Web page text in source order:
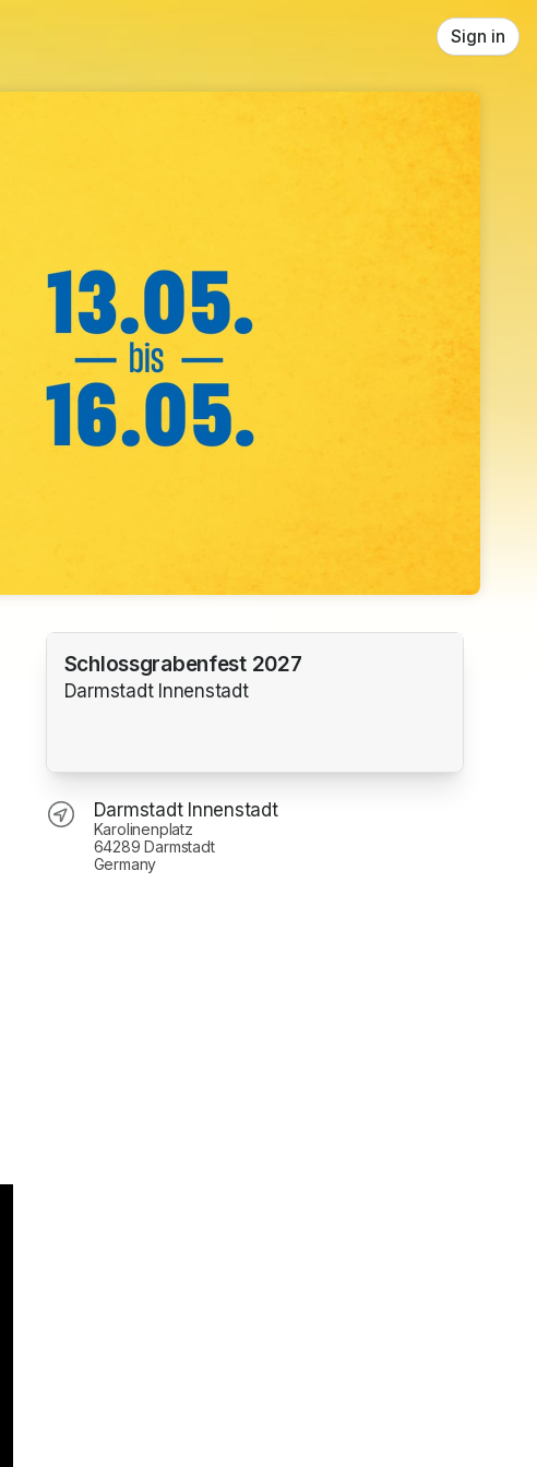
Sign in
Schlossgrabenfest 2027
Darmstadt Innenstadt
Darmstadt Innenstadt
Karolinenplatz
64289 Darmstadt
Germany